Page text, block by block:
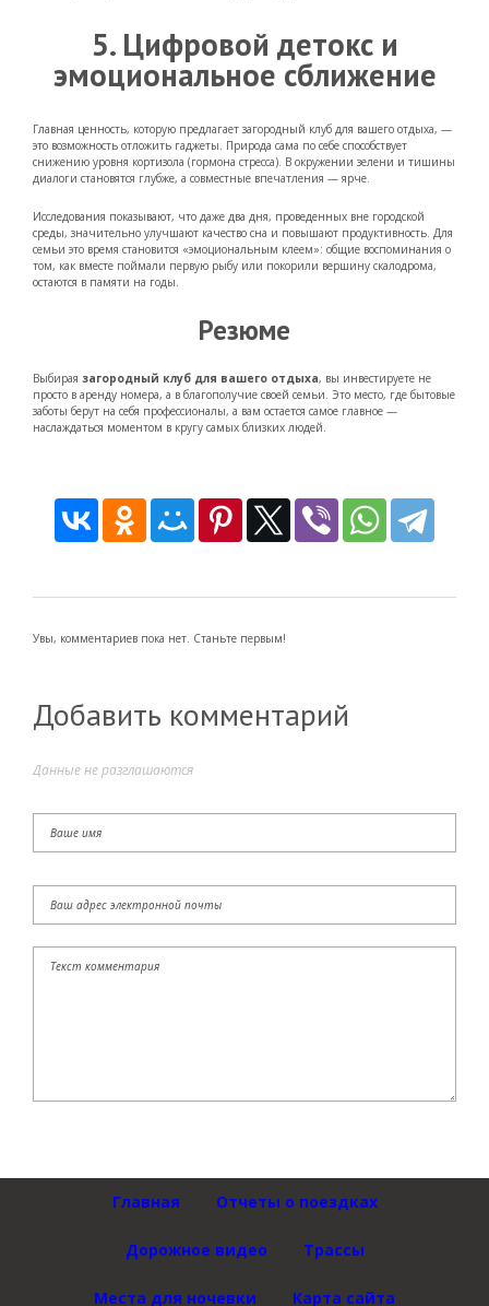
5. Цифровой детокс и
эмоциональное сближение
Главная ценность, которую предлагает загородный клуб для вашего отдыха, —
это возможность отложить гаджеты. Природа сама по себе способствует
снижению уровня кортизола (гормона стресса). В окружении зелени и тишины
диалоги становятся глубже, а совместные впечатления — ярче.
Исследования показывают, что даже два дня, проведенных вне городской
среды, значительно улучшают качество сна и повышают продуктивность. Для
семьи это время становится «эмоциональным клеем»: общие воспоминания о
том, как вместе поймали первую рыбу или покорили вершину скалодрома,
остаются в памяти на годы.
Резюме
Выбирая загородный клуб для вашего отдыха, вы инвестируете не
просто в аренду номера, а в благополучие своей семьи. Это место, где бытовые
заботы берут на себя профессионалы, а вам остается самое главное —
наслаждаться моментом в кругу самых близких людей.
Увы, комментариев пока нет. Станьте первым!
Добавить комментарий
Данные не разглашаются
Главная Отчеты о поездках
Дорожное видео Трассы
Места для ночевки Карта сайта